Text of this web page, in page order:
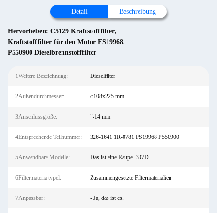
Detail Beschreibung
Hervorheben: C5129 Kraftstofffilter,
Kraftstofffilter für den Motor FS19968,
P550900 Dieselbrennstofffilter
1Weitere Bezeichnung: Dieselfilter
2Außendurchmesser: φ108x225 mm
3Anschlussgröße: "-14 mm
4Entsprechende Teilnummer: 326-1641 1R-0781 FS19968 P550900
5Anwendbare Modelle: Das ist eine Raupe. 307D
6Filtermateria typel: Zusammengesetzte Filtermaterialien
7Anpassbar: - Ja, das ist es.